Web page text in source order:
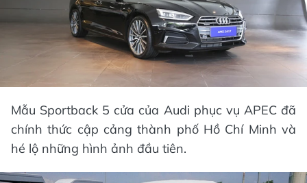
Mẫu Sportback 5 cửa của Audi phục vụ APEC đã
chính thức cập cảng thành phố Hồ Chí Minh và
hé lộ những hình ảnh đầu tiên.